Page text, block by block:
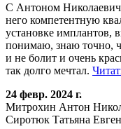
С Антоном
него компетентную
установке имплантов,
понимаю, знаю точно,
и не болит и очень
так долго мечтал.
24 февр. 2024 г.
Митрохин Антон
Сиротюк Татьяна